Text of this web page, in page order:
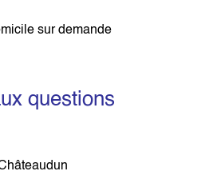
sur demande
questions